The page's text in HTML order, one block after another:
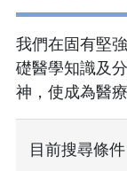
我們在固有堅
礎醫學知識及
神，使成為醫
目前搜尋條